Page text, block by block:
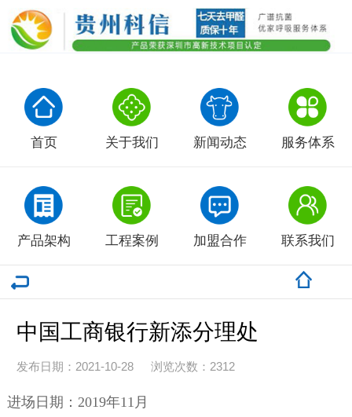
首页 关于我们 新闻动态 服务体系
产品架构 工程案例 加盟合作 联系我们
中国工商银行新添分理处
发布日期：2021-10-28 浏览次数： 2312
进场日期：2019年11月